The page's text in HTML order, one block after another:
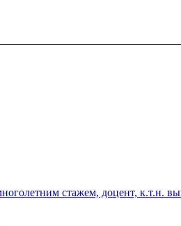
стажем, доцент, к.т.н.